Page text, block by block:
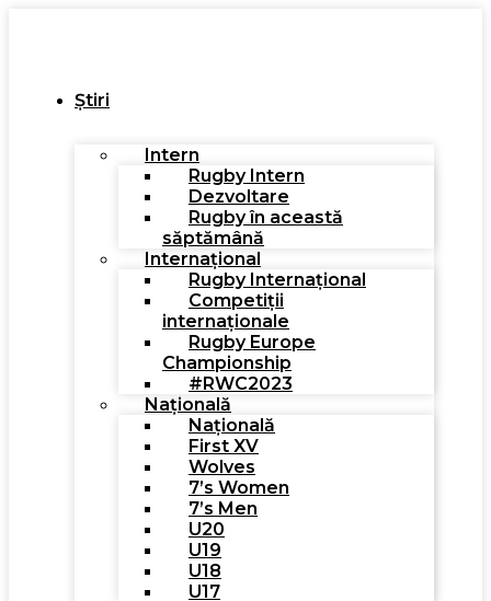
Știri
Intern
Rugby Intern
Dezvoltare
Rugby în această
săptămână
Internațional
Rugby Internațional
Competiții
internaționale
Rugby Europe
Championship
#RWC2023
Națională
Națională
First XV
Wolves
7’s Women
7’s Men
U20
U19
U18
U17